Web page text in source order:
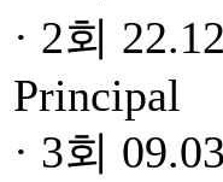
· 2회
Principal
· 3회